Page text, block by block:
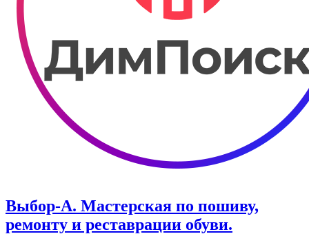
Выбор-А. ​Мастерская по пошиву,
ремонту и реставрации обуви.